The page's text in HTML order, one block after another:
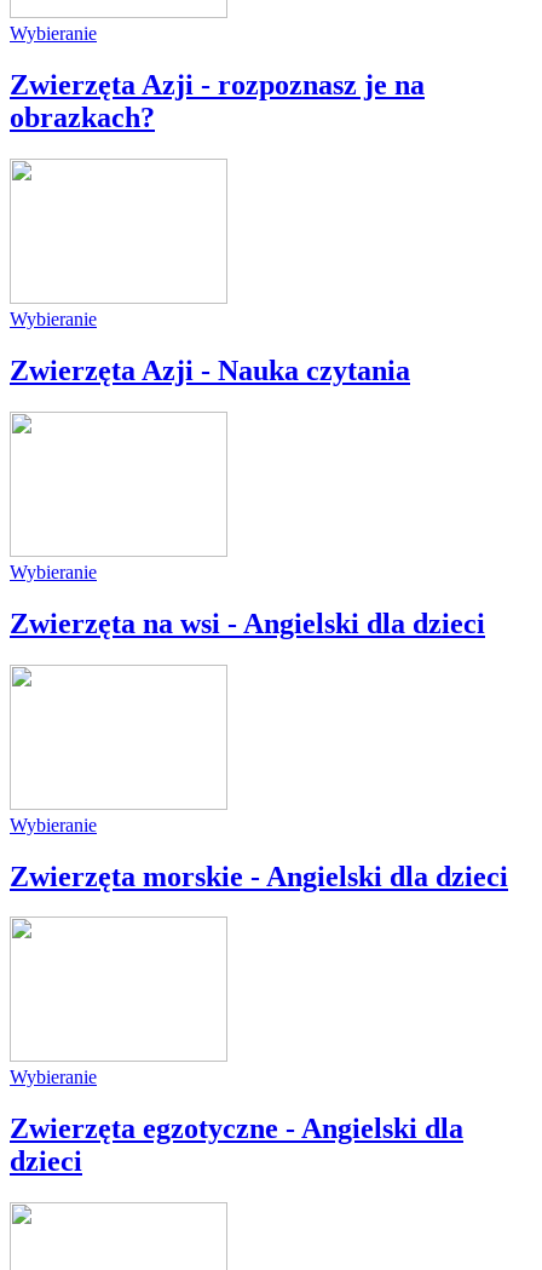
Wybieranie
Zwierzęta Azji - rozpoznasz je na
obrazkach?
Wybieranie
Zwierzęta Azji - Nauka czytania
Wybieranie
Zwierzęta na wsi - Angielski dla dzieci
Wybieranie
Zwierzęta morskie - Angielski dla dzieci
Wybieranie
Zwierzęta egzotyczne - Angielski dla
dzieci